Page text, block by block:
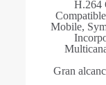
H.264
Mobile,
Gran